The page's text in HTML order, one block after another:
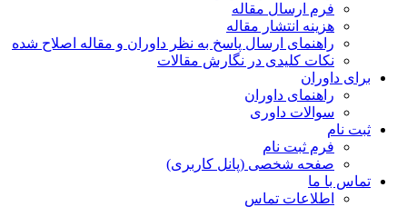
فرم ارسال مقاله
هزینه انتشار مقاله
راهنمای ارسال پاسخ به نظر داوران و مقاله اصلاح شده
نکات کلیدی در نگارش مقالات
برای داوران
راهنمای داوران
سوالات داوری
ثبت نام
فرم ثبت نام
صفحه شخصی (پانل کاربری)
تماس با ما
اطلاعات تماس